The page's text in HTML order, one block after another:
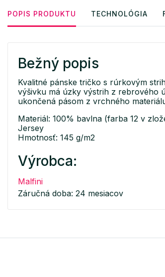
POPIS PRODUKTU TECHNOLÓGIA
Bežný popis
Kvalitné pánske tričko s rúrkovým
výšivku má úzky výstrih z rebrového
ukončená pásom z vrchného
Materiál: 100% bavlna (farba 12 v
Jersey
Hmotnosť: 145 g/m2
Výrobca:
Malfini
Záručná doba: 24 mesiacov